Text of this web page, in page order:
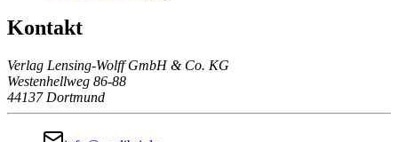
Kontakt
Verlag Lensing-Wolff GmbH & Co. KG
Westenhellweg 86-88
44137 Dortmund